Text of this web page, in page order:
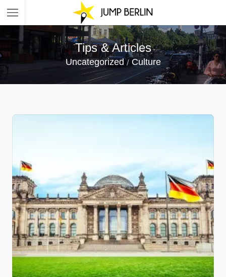
Tips & Articles
Uncategorized Culture